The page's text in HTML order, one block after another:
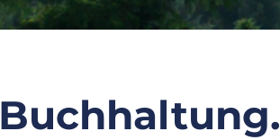
Buchhaltung.